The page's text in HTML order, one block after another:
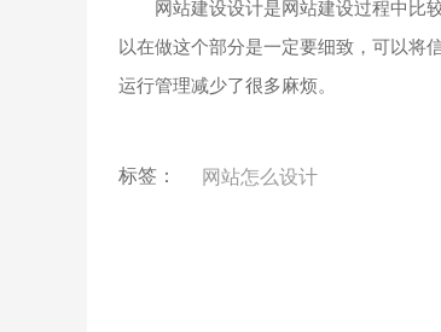
网站建设设计是网站建设过程中比较
以在做这个部分是一定要细致，可以将
运行管理减少了很多麻烦。
标签： 网站怎么设计